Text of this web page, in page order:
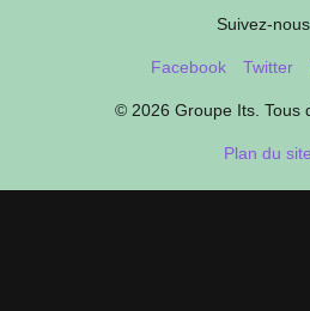
Suivez-
Facebook Twitter
© 2026 Groupe Its. Tous
Plan du site